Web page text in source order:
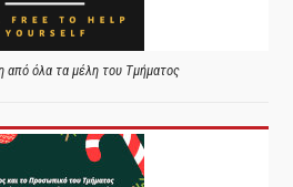
από όλα τα μέλη του Τμήματος